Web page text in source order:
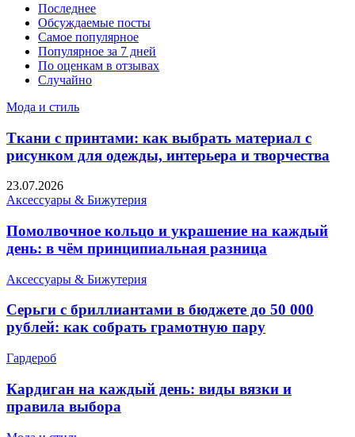
Последнее
Обсуждаемые посты
Самое популярное
Популярное за 7 дней
По оценкам в отзывах
Случайно
Мода и стиль
Ткани с принтами: как выбрать материал с
рисунком для одежды, интерьера и творчества
23.07.2026
Аксессуары & Бижутерия
Помолвочное кольцо и украшение на каждый
день: в чём принципиальная разница
Аксессуары & Бижутерия
Серьги с бриллиантами в бюджете до 50 000
рублей: как собрать грамотную пару
Гардероб
Кардиган на каждый день: виды вязки и
правила выбора